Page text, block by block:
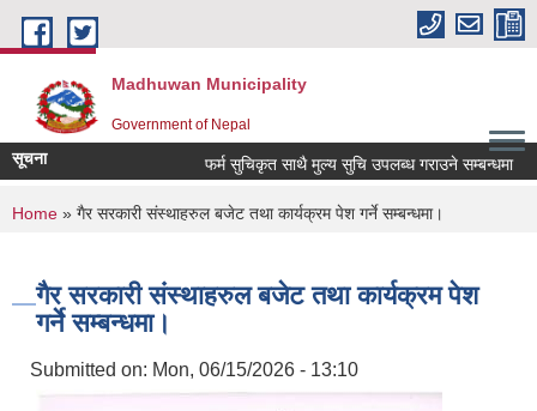
Skip to main content
Madhuwan Municipality
Government of Nepal
सूचना फर्म सुचिकृत साथै मुल्य सुचि उपलब्ध गराउने सम्बन्धमा
You are here
Home » गैर सरकारी संस्थाहरुल बजेट तथा कार्यक्रम पेश गर्ने सम्बन्धमा।
गैर सरकारी संस्थाहरुल बजेट तथा कार्यक्रम पेश
गर्ने सम्बन्धमा।
Submitted on: Mon, 06/15/2026 - 13:10